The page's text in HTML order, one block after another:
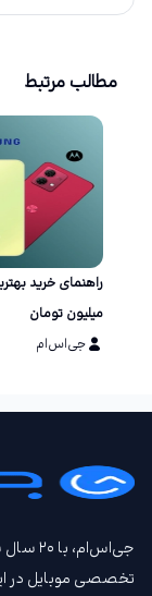
مطالب مرتبط
میلیون تومان
جی‌اس‌ام
تخصصی موبایل در